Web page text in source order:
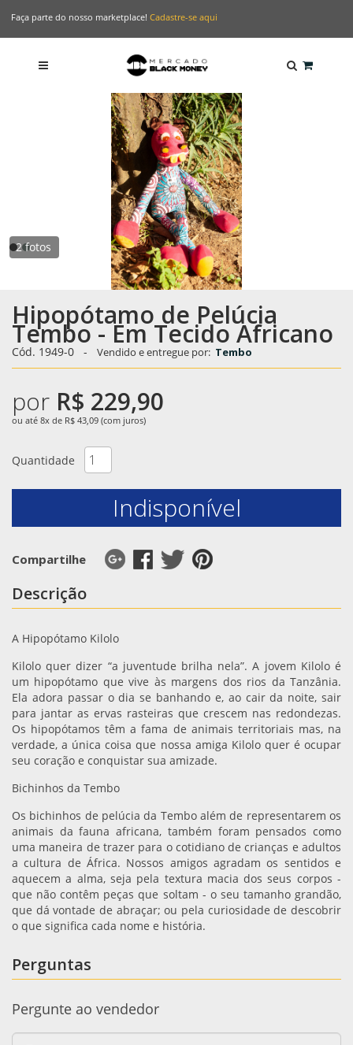
Faça parte do nosso marketplace! Cadastre-se aqui
2 fotos
Hipopótamo de Pelúcia
Tembo - Em Tecido Africano
Cód. 1949-0 - Vendido e entregue por: Tembo
por R$ 229,90
ou até 8x de R$ 43,09 (com juros)
Quantidade
Indisponível
Compartilhe
Descrição
A Hipopótamo Kilolo
Kilolo quer dizer “a juventude brilha nela”. A jovem Kilolo é
um hipopótamo que vive às margens dos rios da Tanzânia.
Ela adora passar o dia se banhando e, ao cair da noite, sair
para jantar as ervas rasteiras que crescem nas redondezas.
Os hipopótamos têm a fama de animais territoriais mas, na
verdade, a única coisa que nossa amiga Kilolo quer é ocupar
seu coração e conquistar sua amizade.
Bichinhos da Tembo
Os bichinhos de pelúcia da Tembo além de representarem os
animais da fauna africana, também foram pensados como
uma maneira de trazer para o cotidiano de crianças e adultos
a cultura de África. Nossos amigos agradam os sentidos e
aquecem a alma, seja pela textura macia dos seus corpos -
que não contêm peças que soltam - o seu tamanho grandão,
que dá vontade de abraçar; ou pela curiosidade de descobrir
o que significa cada nome e história.
Perguntas
Pergunte ao vendedor